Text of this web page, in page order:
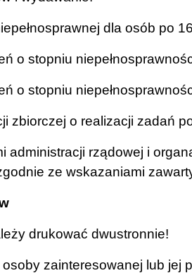
dla osób po
o stopniu
o stopniu
zbiorczej o realizacji zadań
administracji rządowej i
ze wskazaniami
drukować dwustronnie!
zainteresowanej lub